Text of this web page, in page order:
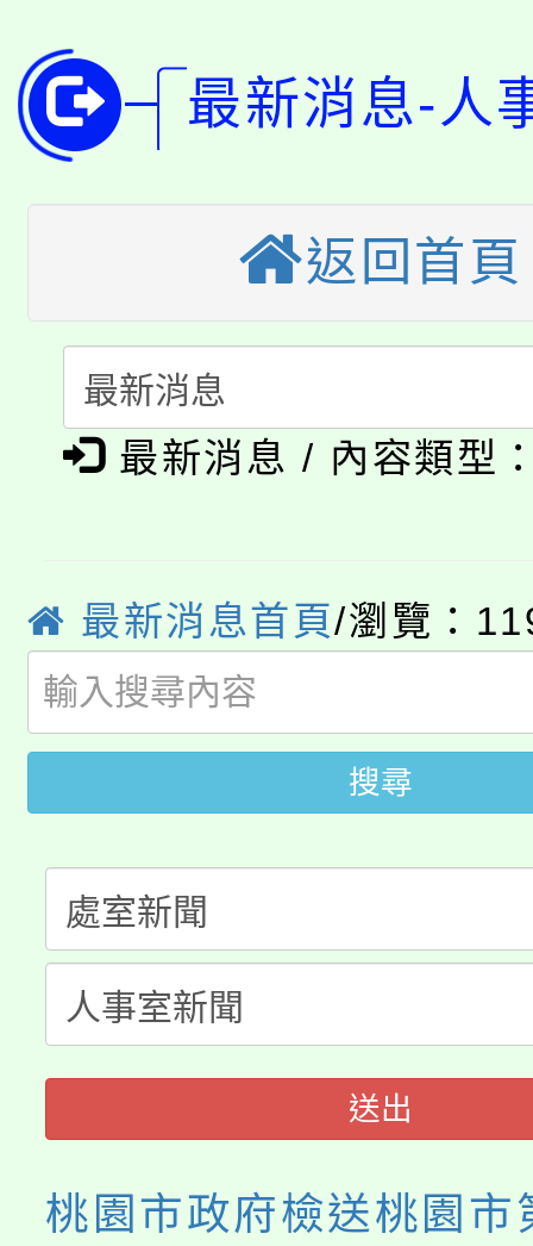
代理(課)教師甄選結果(
公告本校115學年度第
代理(課)教師甄選結果(
轉知中國文化大學推廣
《TA101》溝通分析基
程，歡迎學生輔導中心
心理、諮商輔導、社會
系所師生報名參加。
縣市「校園短影音徵
門員」簡章及活動海報
踴躍報名參加。
桃園市115學年度學生
要點
「桃園市補助參觀特色
展演活動實施計畫」
115年度「教育部表揚
義教育推展貢獻獎」
公告本校115學年度第
「2026金融保險知識
生本土語及新住民語歌
公告本校115學年度第
代理(課)教師甄選結果(
公告本校115學年度第
代理(課)教師甄選結果(
轉知中國文化大學推廣
《TA101》溝通分析基
程，歡迎學生輔導中心
心理、諮商輔導、社會
系所師生報名參加。
轉知苗栗縣政府辦理
門員」簡章及活動海報
踴躍報名參加。
要點
「桃園市補助參觀特色
展演活動實施計畫」
115年度「教育部表揚
義教育推展貢獻獎」
最新消息-人
返回首頁
最新消息 / 內容類型
最新消息首頁/瀏覽：
搜尋
送出
桃園市政府檢送桃園市